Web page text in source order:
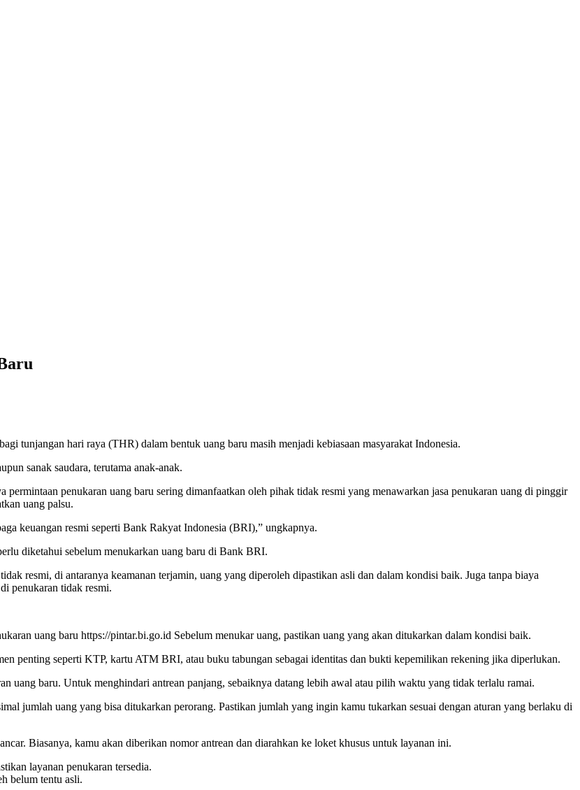
tunjangan hari raya (THR) dalam bentuk uang baru masih menjadi kebiasaan masyarakat Indonesia.
sanak saudara, terutama anak-anak.
penukaran uang baru sering dimanfaatkan oleh pihak tidak resmi yang menawarkan jasa penukaran uang di pinggir
uang palsu.
keuangan resmi seperti Bank Rakyat Indonesia (BRI),” ungkapnya.
diketahui sebelum menukarkan uang baru di Bank BRI.
resmi, di antaranya keamanan terjamin, uang yang diperoleh dipastikan asli dan dalam kondisi baik. Juga tanpa biaya
penukaran tidak resmi.
uang baru https://pintar.bi.go.id Sebelum menukar uang, pastikan uang yang akan ditukarkan dalam kondisi baik.
penting seperti KTP, kartu ATM BRI, atau buku tabungan sebagai identitas dan bukti kepemilikan rekening jika diperlukan.
uang baru. Untuk menghindari antrean panjang, sebaiknya datang lebih awal atau pilih waktu yang tidak terlalu ramai.
jumlah uang yang bisa ditukarkan perorang. Pastikan jumlah yang ingin kamu tukarkan sesuai dengan aturan yang berlaku di
Biasanya, kamu akan diberikan nomor antrean dan diarahkan ke loket khusus untuk layanan ini.
layanan penukaran tersedia.
belum tentu asli.